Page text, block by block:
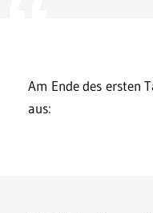
Am Ende des ersten
aus: